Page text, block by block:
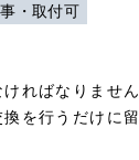
・取付可
ればなりませ
を行うだけに